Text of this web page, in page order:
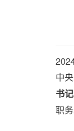
中
书记
职